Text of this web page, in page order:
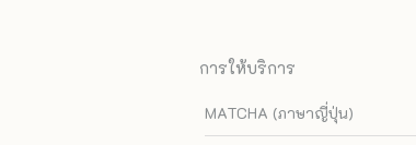
การให้บริการ
MATCHA (ภาษาญี่ปุ่น)